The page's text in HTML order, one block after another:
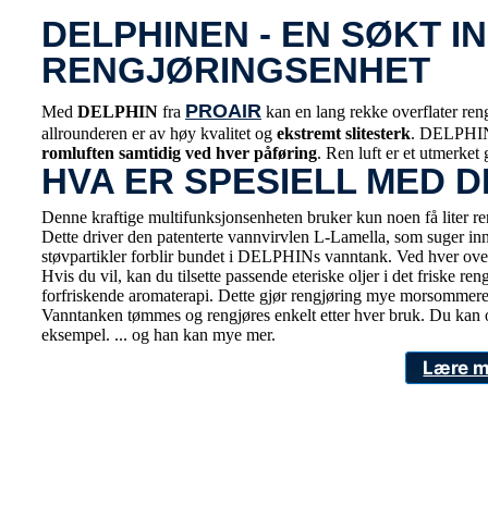
DELPHINEN - EN SØKT
RENGJØRINGSENHET
Med DELPHIN fra PROAIR kan en lang rekke overflater
allrounderen er av høy kvalitet og ekstremt slitesterk.
romluften samtidig ved hver påføring. Ren luft er et
HVA ER SPESIELL MED
Denne kraftige multifunksjonsenheten bruker kun noen få liter
Dette driver den patenterte vannvirvlen L-Lamella, som suger
støvpartikler forblir bundet i DELPHINs vanntank. Ved hver
Hvis du vil, kan du tilsette passende eteriske oljer i det friske
forfriskende aromaterapi. Dette gjør rengjøring mye
Vanntanken tømmes og rengjøres enkelt etter hver bruk. Du
eksempel. ... og han kan mye mer.
Lære